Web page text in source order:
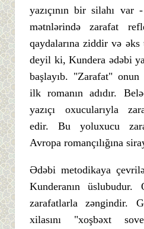
yazıçının bir silahı var
mətnlərində zarafat
qaydalarına ziddir və əks
deyil ki, Kundera ədəbi
başlayıb. "Zarafat"
ilk romanın adıdır.
yazıçı oxucularıyla
edir. Bu yoluxucu
Avropa romançılığına
Ədəbi metodikaya
Kunderanın üslubudur.
zarafatlarla zəngindir.
xilasını "xoşbəxt